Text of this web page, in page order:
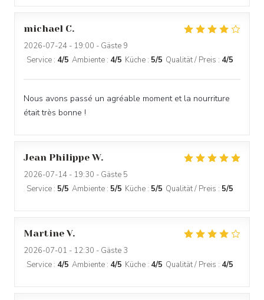
michael C
2026-07-24 - 19:00 - Gäste 9
Service : 4/5 Ambiente : 4/5 Küche : 5/5 Qualität / Preis : 4/5
Nous avons passé un agréable moment et la nourriture
était très bonne !
Jean Philippe W
2026-07-14 - 19:30 - Gäste 5
Service : 5/5 Ambiente : 5/5 Küche : 5/5 Qualität / Preis : 5/5
Martine V
2026-07-01 - 12:30 - Gäste 3
Service : 4/5 Ambiente : 4/5 Küche : 4/5 Qualität / Preis : 4/5
FRIT'HOUSE